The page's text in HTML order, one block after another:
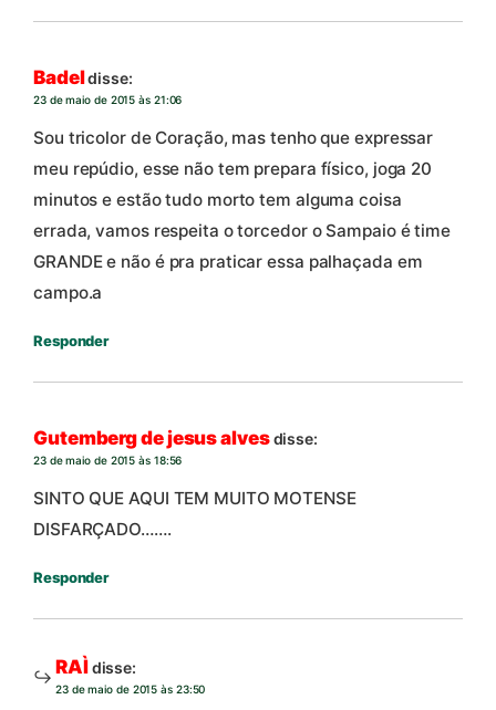
Badeldisse:
23 de maio de 2015 às 21:06
Sou tricolor de Coração, mas tenho que expressar
meu repúdio, esse não tem prepara físico, joga 20
minutos e estão tudo morto tem alguma coisa
errada, vamos respeita o torcedor o Sampaio é time
GRANDE e não é pra praticar essa palhaçada em
campo.a
Responder
Gutemberg de jesus alvesdisse:
23 de maio de 2015 às 18:56
SINTO QUE AQUI TEM MUITO MOTENSE
DISFARÇADO…….
Responder
RAÌdisse:
23 de maio de 2015 às 23:50